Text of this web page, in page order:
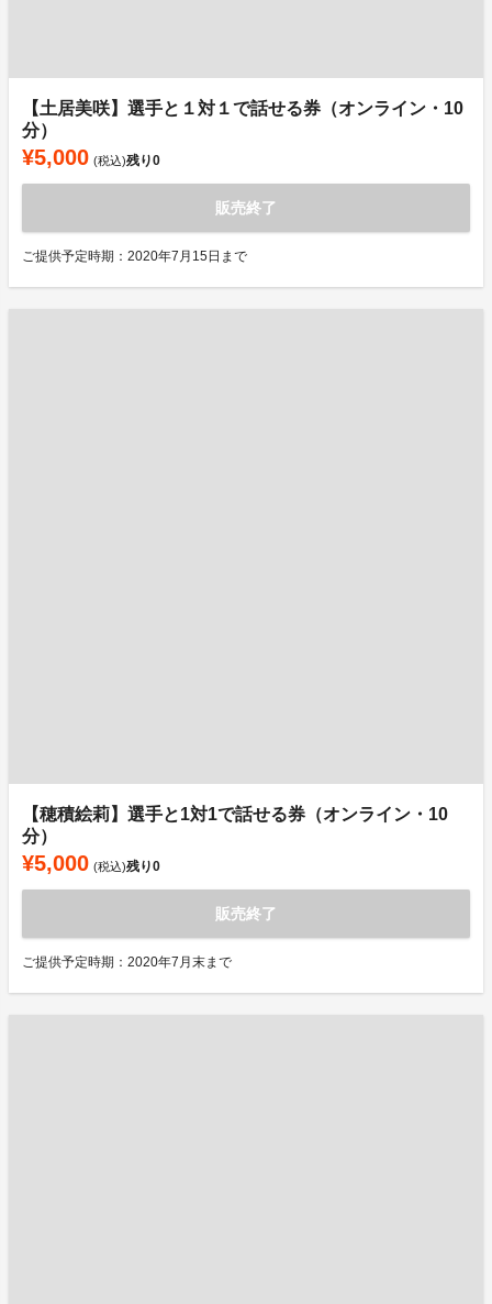
【土居美咲】選手と１対１で話せる券（オンライン・10
分）
¥5,000 (税込)残り0
販売終了
ご提供予定時期：2020年7月15日まで
【穂積絵莉】選手と1対1で話せる券（オンライン・10
分）
¥5,000 (税込)残り0
販売終了
ご提供予定時期：2020年7月末まで